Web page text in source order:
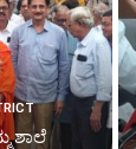
ಶಾಲೆ